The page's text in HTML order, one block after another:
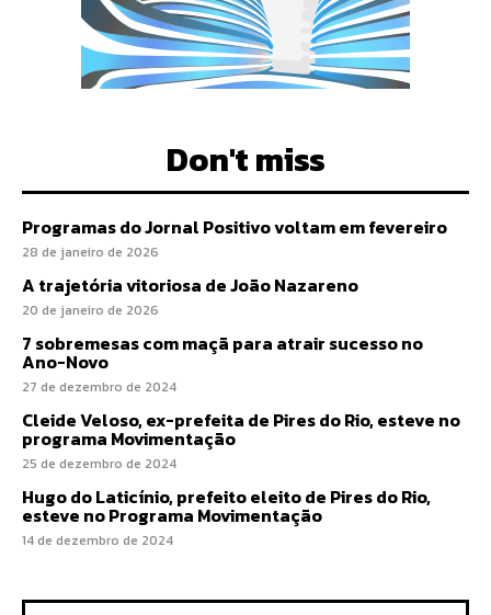
Don't miss
Programas do Jornal Positivo voltam em fevereiro
28 de janeiro de 2026
A trajetória vitoriosa de João Nazareno
20 de janeiro de 2026
7 sobremesas com maçã para atrair sucesso no
Ano-Novo
27 de dezembro de 2024
Cleide Veloso, ex-prefeita de Pires do Rio, esteve no
programa Movimentação
25 de dezembro de 2024
Hugo do Laticínio, prefeito eleito de Pires do Rio,
esteve no Programa Movimentação
14 de dezembro de 2024